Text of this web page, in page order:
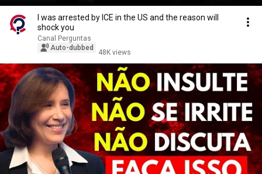
I was arrested by ICE in the US and the reason will
shock you
Canal Perguntas
Auto-dubbed
48K views